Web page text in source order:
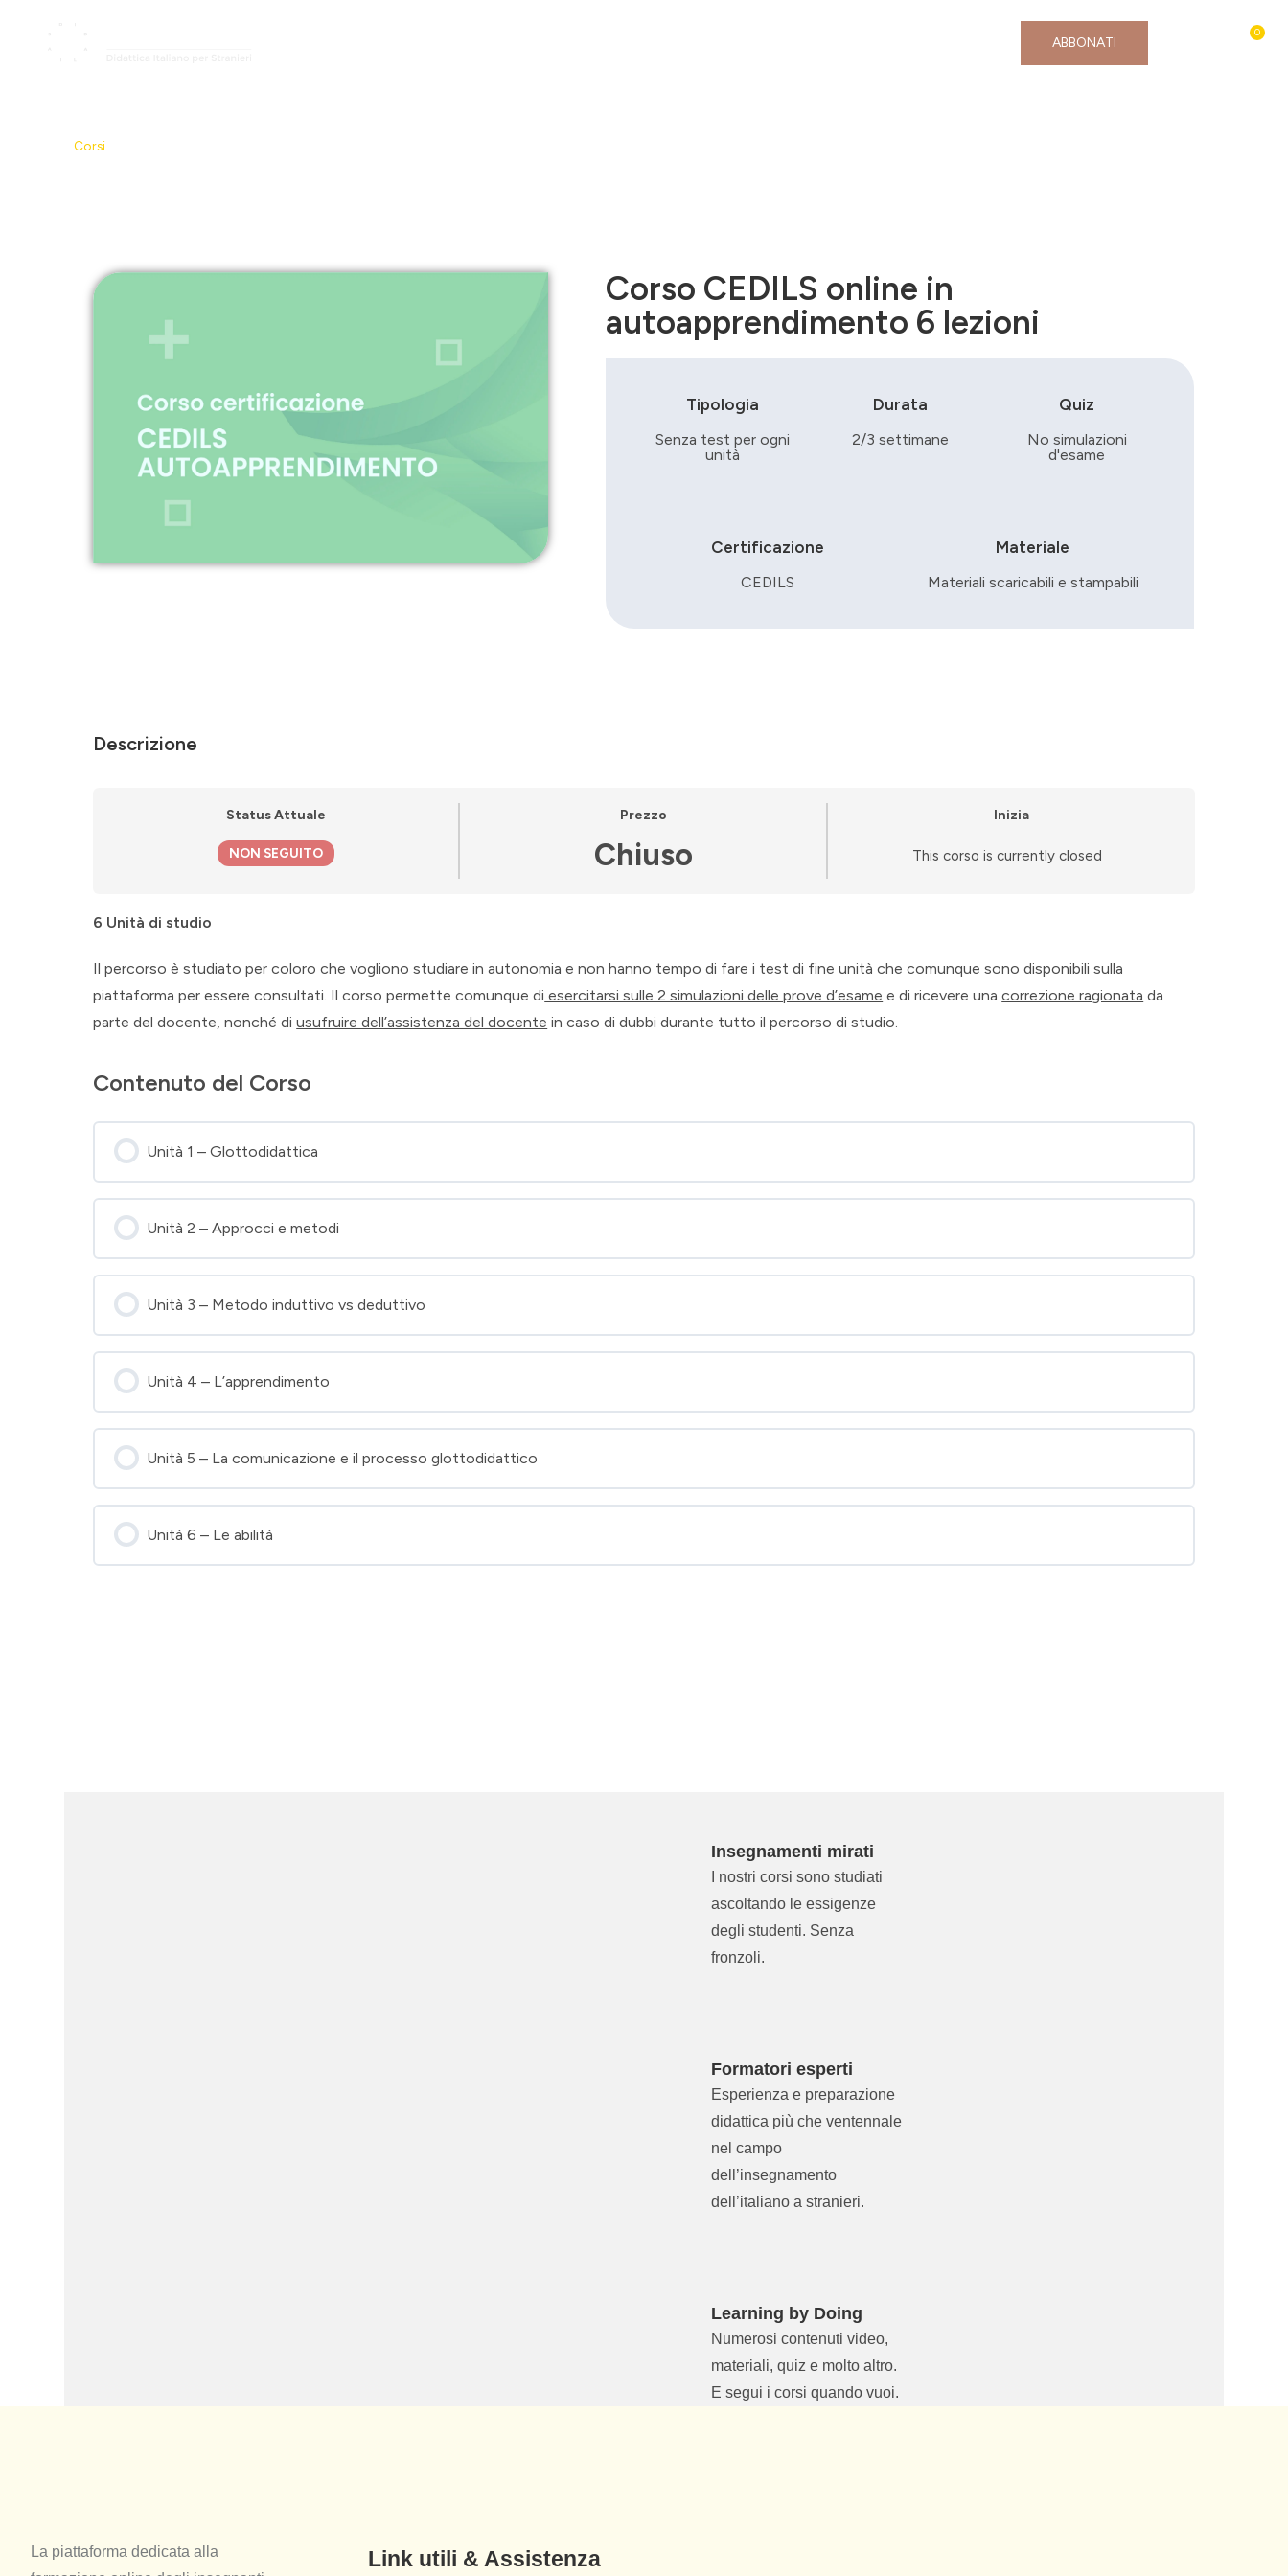
ABBONATI
0
Corsi
Corso CEDILS online in
autoapprendimento 6 lezioni
Tipologia
Senza test per ogni
unità
Durata
2/3 settimane
Quiz
No simulazioni
d'esame
Certificazione
CEDILS
Materiale
Materiali scaricabili e stampabili
Descrizione
Status Attuale
NON SEGUITO
Prezzo
Chiuso
Inizia
This corso is currently closed
6 Unità di studio
Il percorso è studiato per coloro che vogliono studiare in autonomia e non hanno tempo di fare i test di fine unità che comunque sono disponibili sulla
piattaforma per essere consultati. Il corso permette comunque di esercitarsi sulle 2 simulazioni delle prove d’esame e di ricevere unacorrezione ragionata da
parte del docente, nonché diusufruire dell’assistenza del docente in caso di dubbi durante tutto il percorso di studio.
Contenuto del Corso
Unità 1 – Glottodidattica
Unità 2 – Approcci e metodi
Unità 3 – Metodo induttivo vs deduttivo
Unità 4 – L’apprendimento
Unità 5 – La comunicazione e il processo glottodidattico
Unità 6 – Le abilità
Insegnamenti mirati
I nostri corsi sono studiati
ascoltando le essigenze
degli studenti. Senza
fronzoli.
Formatori esperti
Esperienza e preparazione
didattica più che ventennale
nel campo
dell’insegnamento
dell’italiano a stranieri.
Learning by Doing
Numerosi contenuti video,
materiali, quiz e molto altro.
E segui i corsi quando vuoi.
La piattaforma dedicata alla
Link utili & Assistenza